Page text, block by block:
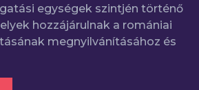
egységek szintjén történő
hozzájárulnak a romániai
megnyilvánításához és